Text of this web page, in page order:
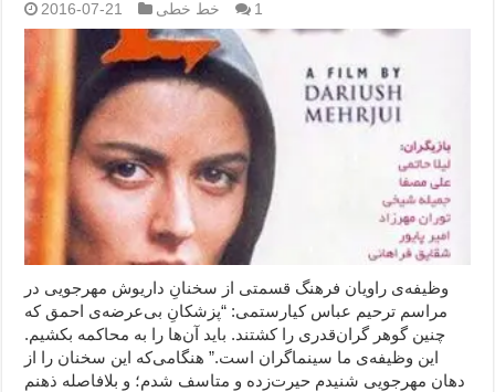
2016-07-21 خط خطی 1
وظیفه‌ی راویان فرهنگ قسمتى از سخنانِ داريوش مهرجويى در
مراسم ترحيم عباس كيارستمى: “پزشکانِ بی‌عرضه‌ی احمق که
چنین گوهر گران‌قدری را کشتند. باید آن‌ها را به محاکمه بکشیم.
این وظیفه‌ی ما سینماگران است.” هنگامی‌که این سخنان را از
دهان مهرجویی شنیدم حیرت‌زده و متاسف شدم؛ و بلافاصله ذهنم